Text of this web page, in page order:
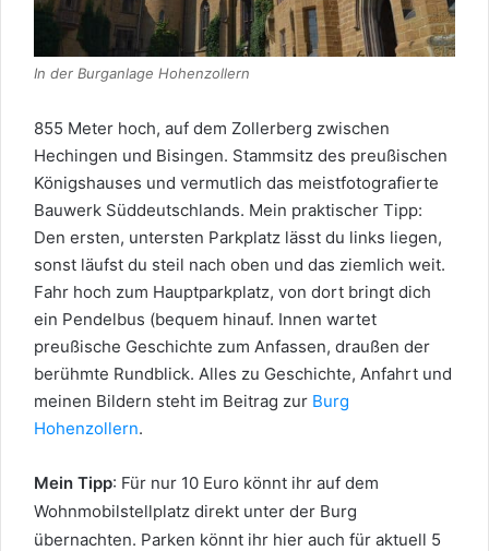
In der Burganlage Hohenzollern
855 Meter hoch, auf dem Zollerberg zwischen
Hechingen und Bisingen. Stammsitz des preußischen
Königshauses und vermutlich das meistfotografierte
Bauwerk Süddeutschlands. Mein praktischer Tipp:
Den ersten, untersten Parkplatz lässt du links liegen,
sonst läufst du steil nach oben und das ziemlich weit.
Fahr hoch zum Hauptparkplatz, von dort bringt dich
ein Pendelbus (bequem hinauf. Innen wartet
preußische Geschichte zum Anfassen, draußen der
berühmte Rundblick. Alles zu Geschichte, Anfahrt und
meinen Bildern steht im Beitrag zur Burg
Hohenzollern.
Mein Tipp: Für nur 10 Euro könnt ihr auf dem
Wohnmobilstellplatz direkt unter der Burg
übernachten. Parken könnt ihr hier auch für aktuell 5